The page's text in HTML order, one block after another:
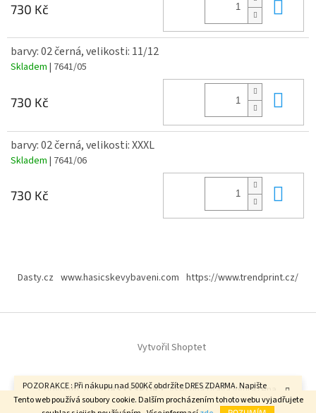
Tento web používá soubory cookie. Dalším procházením tohoto webu vyjadřujete
POZOR AKCE : Při nákupu nad 500Kč obdržíte DRES ZDARMA. Napište
velikost do poznámky v závěrečném kroku objednávky. FAJN DEN.
730 Kč
barvy: 02 černá, velikosti: 11/12
Skladem | 7641/05
730 Kč
barvy: 02 černá, velikosti: XXXL
Skladem | 7641/06
730 Kč
Dasty.cz www.hasicskevybaveni.com https://www.trendprint.cz/
Vytvořil Shoptet
Copyright 2026DASTYSPORT. Všechna práva vyhrazena.